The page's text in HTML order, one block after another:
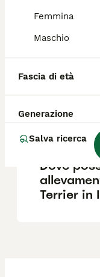
Femmina
Maschio
Fascia di età
Generazione
Salva ricerca
Quanto
Russell
Dove
Terrier in